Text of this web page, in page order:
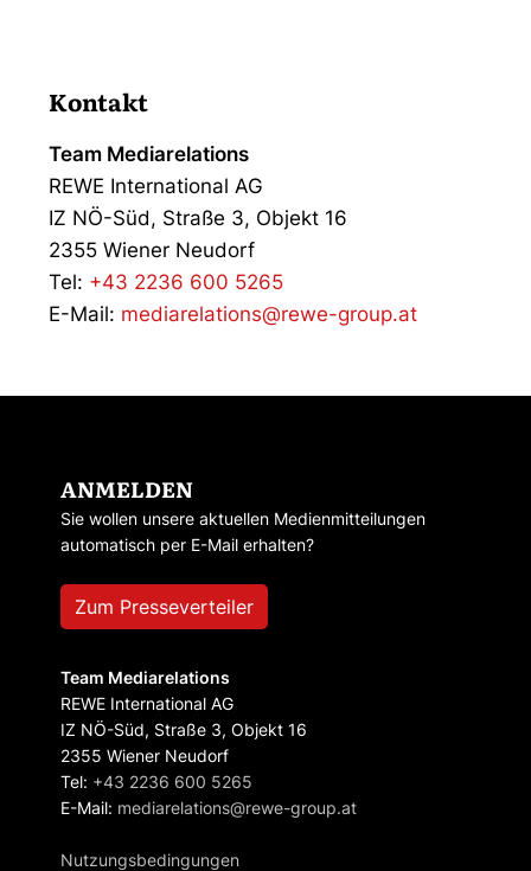
Kontakt
Team Mediarelations
REWE International AG
IZ NÖ-Süd, Straße 3, Objekt 16
2355 Wiener Neudorf
Tel: +43 2236 600 5265
E-Mail: mediarelations@rewe-group.at
ANMELDEN
Sie wollen unsere aktuellen Medienmitteilungen
automatisch per E-Mail erhalten?
Zum Presseverteiler
Team Mediarelations
REWE International AG
IZ NÖ-Süd, Straße 3, Objekt 16
2355 Wiener Neudorf
Tel: +43 2236 600 5265
E-Mail: mediarelations@rewe-group.at
Nutzungsbedingungen